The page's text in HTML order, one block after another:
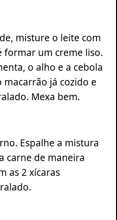
misture o leite com
formar um creme liso.
o alho e a cebola
macarrão já cozido e
Mexa bem.
Espalhe a mistura
carne de maneira
as 2 xícaras